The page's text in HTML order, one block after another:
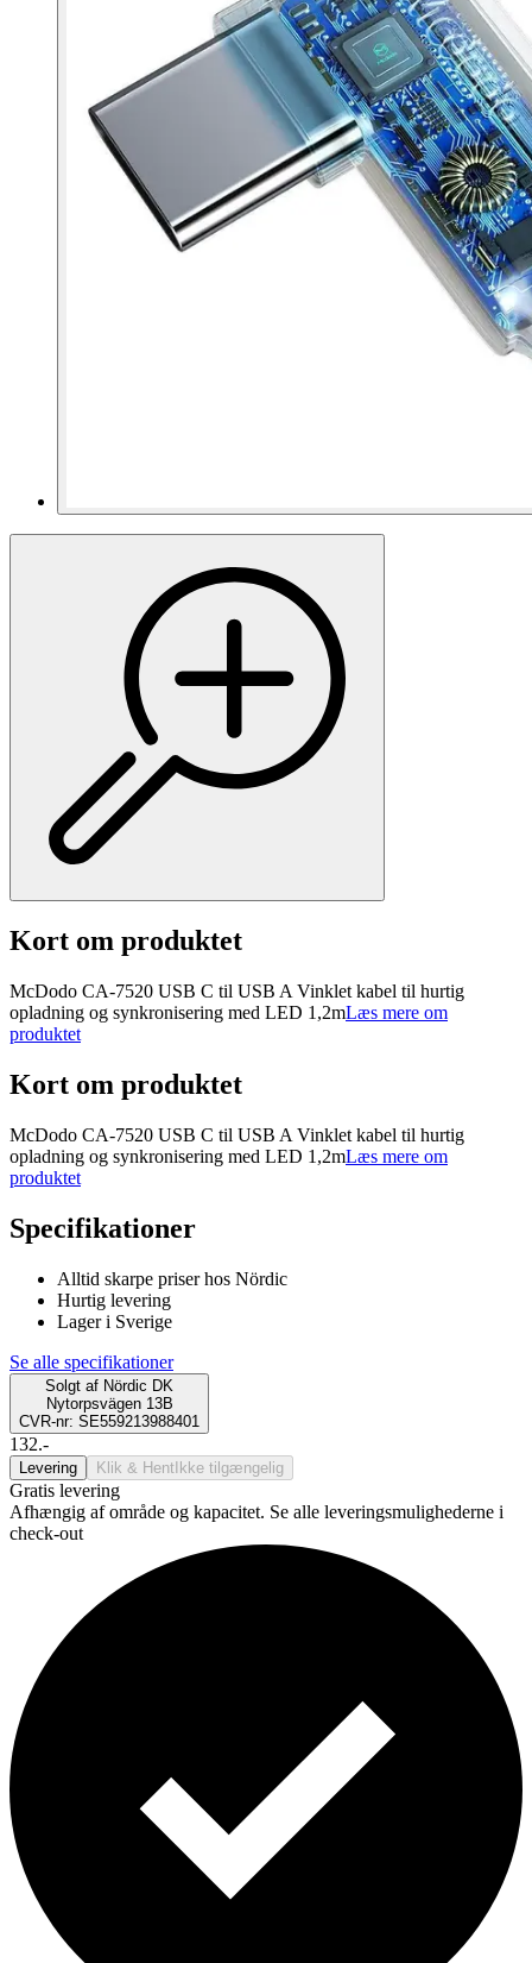
Kort om produktet
McDodo CA-7520 USB C til USB A Vinklet kabel til hurtig
opladning og synkronisering med LED 1,2mLæs mere om
produktet
Kort om produktet
McDodo CA-7520 USB C til USB A Vinklet kabel til hurtig
opladning og synkronisering med LED 1,2mLæs mere om
produktet
Specifikationer
Alltid skarpe priser hos Nördic
Hurtig levering
Lager i Sverige
Se alle specifikationer
Solgt af Nördic DK
Nytorpsvägen 13B
CVR-nr: SE559213988401
132.-
Levering Klik & Hent Ikke tilgængelig
Gratis levering
Afhængig af område og kapacitet. Se alle leveringsmulighederne i
check-out